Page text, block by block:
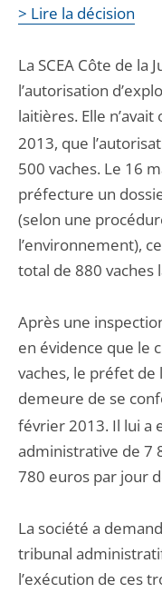
> Lire la décision
La SCEA Côte de la
l’autorisation
laitières. Elle
2013, que
500 vaches. Le 16
préfecture un
(selon une
l’environnement),
total de 880 vaches
Après une
en évidence que le
vaches, le préfet de
demeure de se
février 2013. Il lui a
administrative de 7
780 euros par jour
La société a
tribunal
l’exécution de ces